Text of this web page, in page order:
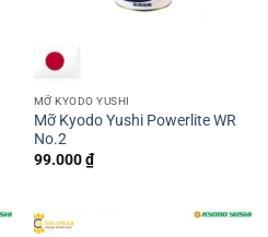
MỠ KYODO YUSHI
Mỡ Kyodo Yushi Powerlite WR
No.2
99.000₫